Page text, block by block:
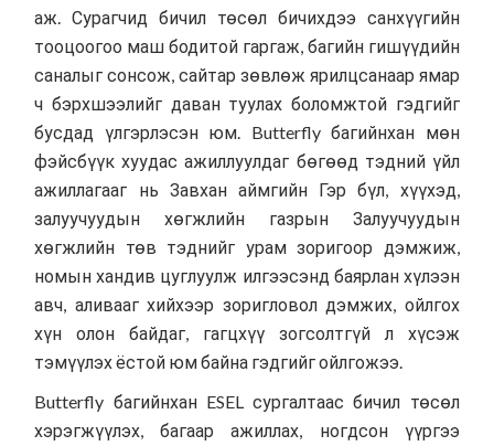
аж. Сурагчид бичил төсөл бичихдээ санхүүгийн
тооцоогоо маш бодитой гаргаж, багийн гишүүдийн
саналыг сонсож, сайтар зөвлөж ярилцсанаар ямар
ч бэрхшээлийг даван туулах боломжтой гэдгийг
бусдад үлгэрлэсэн юм. Butterfly багийнхан мөн
фэйсбүүк хуудас ажиллуулдаг бөгөөд тэдний үйл
ажиллагааг нь Завхан аймгийн Гэр бүл, хүүхэд,
залуучуудын хөгжлийн газрын Залуучуудын
хөгжлийн төв тэднийг урам зоригоор дэмжиж,
номын хандив цуглуулж илгээсэнд баярлан хүлээн
авч, аливааг хийхээр зоригловол дэмжих, ойлгох
хүн олон байдаг, гагцхүү зогсолтгүй л хүсэж
тэмүүлэх ёстой юм байна гэдгийг ойлгожээ.
Butterfly багийнхан ESEL сургалтаас бичил төсөл
хэрэгжүүлэх, багаар ажиллах, ногдсон үүргээ